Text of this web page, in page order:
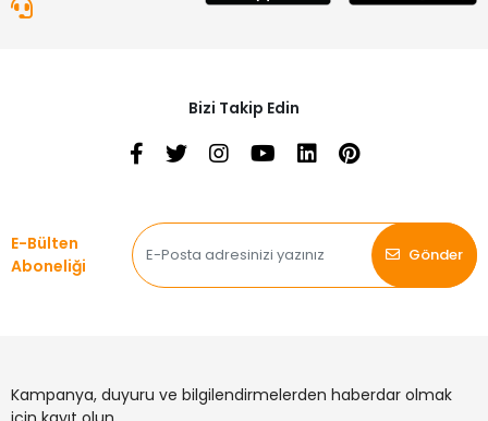
Bizi Takip Edin
E-Bülten
Aboneliği
Gönder
Kampanya, duyuru ve bilgilendirmelerden haberdar olmak